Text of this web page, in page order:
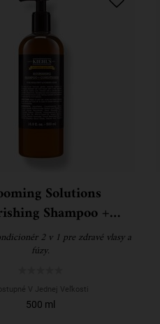
Solutions
Shampoo +
Conditioner2 v 1 pre zdravé vlasy a
fúzy.
V Jednej Veľkosti
500 ml